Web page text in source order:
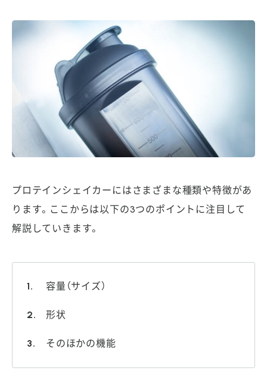
プロテインシェイカーにはさまざまな種類や特徴があ
ります。ここからは以下の3つのポイントに注目して
解説していきます。
容量（サイズ）
形状
そのほかの機能